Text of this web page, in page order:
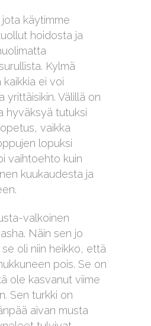
käytimme
hoidosta ja
Kylmä
ei voi
yrittäisikin. Välillä on
hyväksyä tutuksi
vaikka
lopuksi
vaihtoehto kuin
kuukaudesta ja
valkoinen
Näin sen jo
oli niin heikko, että
pois. Se on
ole kasvanut viime
Sen turkki on
aivan musta